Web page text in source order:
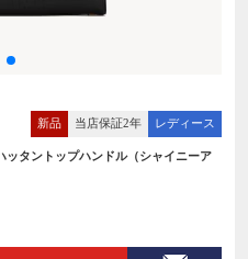
新品 当店保証2年 レディース
ッタントップハンドル（シャイニーア